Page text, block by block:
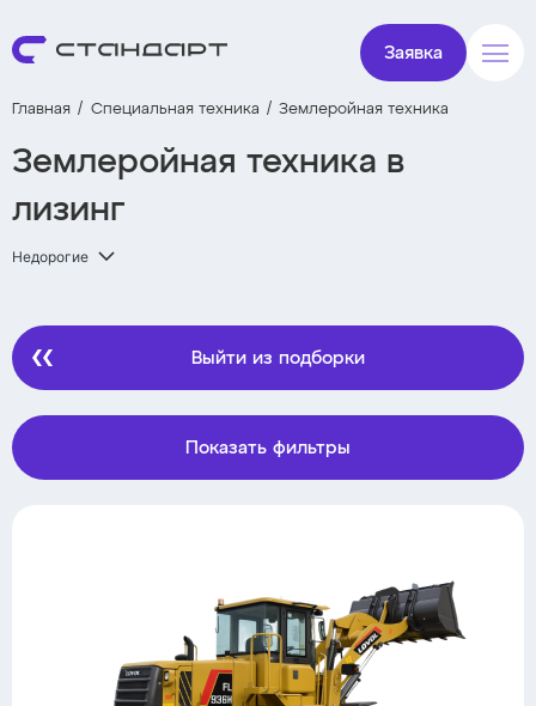
Заявка
Главная Специальная техника Землеройная техника
Землеройная техника в
лизинг
Недорогие
Выйти из подборки
Показать фильтры